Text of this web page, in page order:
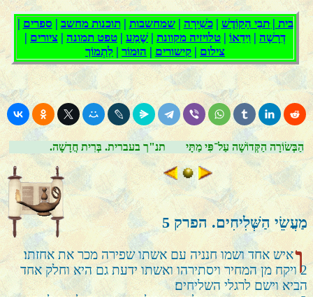
.תנ"ך בעברית. בְּרִית חֲדָשָׁה הַבְּשׂוֹרָה הַקְּדוֹשָׁה עַל־פִּי מַתָּי
מַעֲשֵׂי הַשְּׁלִיחִים. הפרק5
ואיש אחד ושמו חנניה עם אשתו שפירה מכר את אחזתו׃
2 ויקח מן המחיר ויסתירהו ואשתו ידעת גם היא וחלק אחד
הביא וישם לרגלי השליחים׃